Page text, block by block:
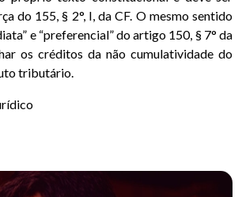
do 155, § 2°, I, da CF. O mesmo sentido
e “preferencial” do artigo 150, § 7° da
os créditos da não cumulatividade do
tributário.